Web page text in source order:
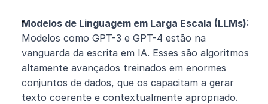
Modelos de Linguagem em Larga Escala (LLMs):
Modelos como GPT-3 e GPT-4 estão na
vanguarda da escrita em IA. Esses são algoritmos
altamente avançados treinados em enormes
conjuntos de dados, que os capacitam a gerar
texto coerente e contextualmente apropriado.